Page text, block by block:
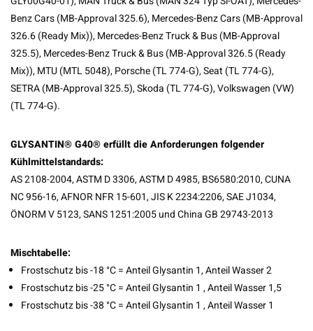
Benz Cars (MB-Approval 325.6), Mercedes-Benz Cars (MB-Approval
326.6 (Ready Mix)), Mercedes-Benz Truck & Bus (MB-Approval
325.5), Mercedes-Benz Truck & Bus (MB-Approval 326.5 (Ready
Mix)), MTU (MTL 5048), Porsche (TL 774-G), Seat (TL 774-G),
SETRA (MB-Approval 325.5), Skoda (TL 774-G), Volkswagen (VW)
(TL 774-G).
GLYSANTIN® G40® erfüllt die Anforderungen folgender
Kühlmittelstandards:
AS 2108-2004, ASTM D 3306, ASTM D 4985, BS6580:2010, CUNA
NC 956-16, AFNOR NFR 15-601, JIS K 2234:2206, SAE J1034,
ÖNORM V 5123, SANS 1251:2005 und China GB 29743-2013
Mischtabelle:
Frostschutz bis -18 °C = Anteil Glysantin 1, Anteil Wasser 2
Frostschutz bis -25 °C = Anteil Glysantin 1 , Anteil Wasser 1,5
Frostschutz bis -38 °C = Anteil Glysantin 1 , Anteil Wasser 1